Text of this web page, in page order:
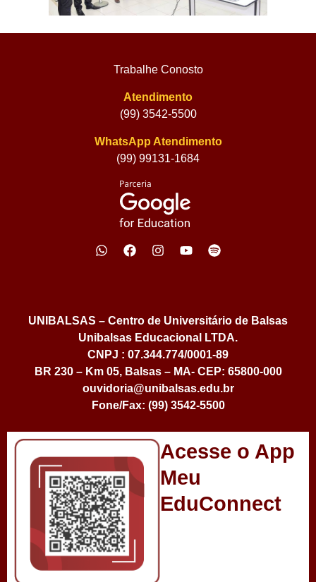
Trabalhe Conosto
Atendimento
(99) 3542-5500
WhatsApp Atendimento
(99) 99131-1684
UNIBALSAS – Centro de Universitário de Balsas
Unibalsas Educacional LTDA.
CNPJ : 07.344.774/0001-89
BR 230 – Km 05, Balsas – MA- CEP: 65800-000
ouvidoria@unibalsas.edu.br
Fone/Fax: (99) 3542-5500
Acesse o App
Meu
EduConnect